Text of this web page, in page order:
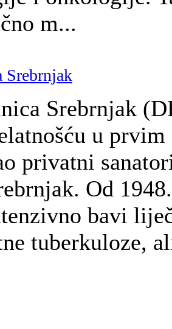
Srebrnjak
Danas je
Croatia
kuna,
Srebrnjak
otorinolaringologiji i